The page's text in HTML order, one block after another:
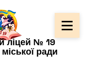
ліцей № 19
ради